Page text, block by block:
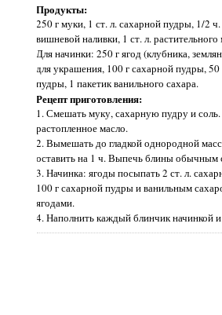
Продукты:
250 г муки, 1 ст. л. сахарной пудры, 1/2
вишневой наливки, 1 ст. л. растительного
Для начинки: 250 г ягод (клубника,
для украшения, 100 г сахарной пудры,
пудры, 1 пакетик ванильного сахара.
Рецепт приготовления:
1. Смешать муку, сахарную пудру и
растопленное масло.
2. Вымешать до гладкой однородной
оставить на 1 ч. Выпечь блины обычным
3. Начинка: ягоды посыпать 2 ст. л.
100 г сахарной пудры и ванильным
ягодами.
4. Наполнить каждый блинчик начинкой